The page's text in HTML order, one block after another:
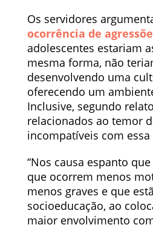
Os servidores
ocorrência de
adolescentes estariam
mesma forma, não
desenvolvendo uma
oferecendo um
Inclusive, segundo
relacionados ao temor
incompatíveis com essa
“Nos causa espanto
que ocorrem menos
menos graves e que
socioeducação, ao
maior envolvimento